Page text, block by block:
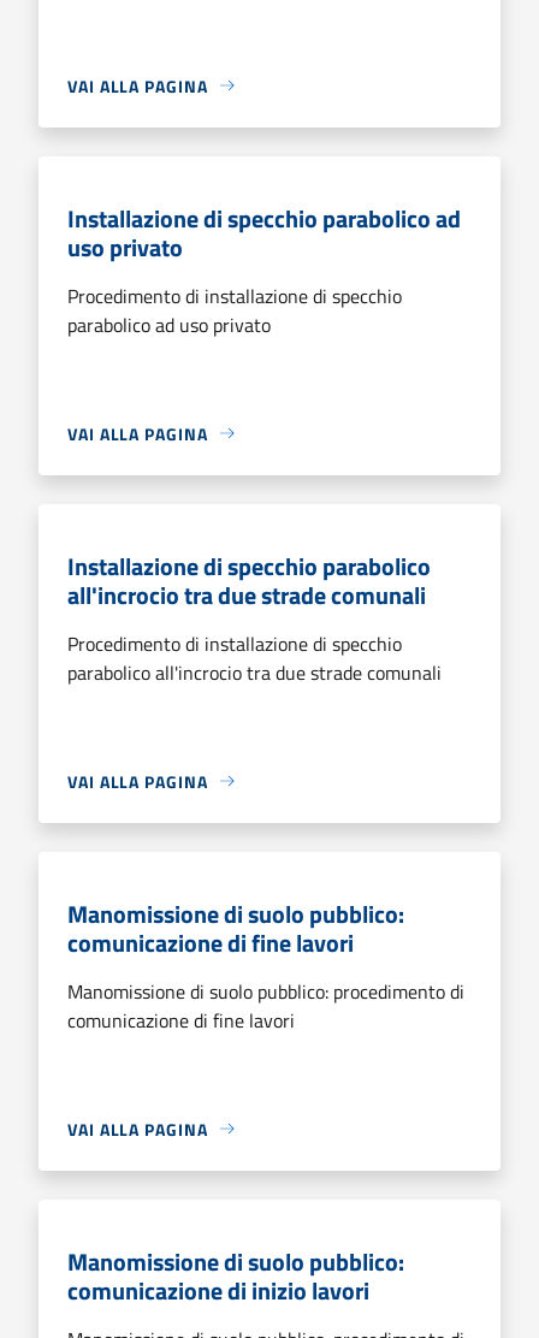
VAI ALLA PAGINA
Installazione di specchio parabolico ad
uso privato
Procedimento di installazione di specchio
parabolico ad uso privato
VAI ALLA PAGINA
Installazione di specchio parabolico
all'incrocio tra due strade comunali
Procedimento di installazione di specchio
parabolico all'incrocio tra due strade comunali
VAI ALLA PAGINA
Manomissione di suolo pubblico:
comunicazione di fine lavori
Manomissione di suolo pubblico: procedimento di
comunicazione di fine lavori
VAI ALLA PAGINA
Manomissione di suolo pubblico:
comunicazione di inizio lavori